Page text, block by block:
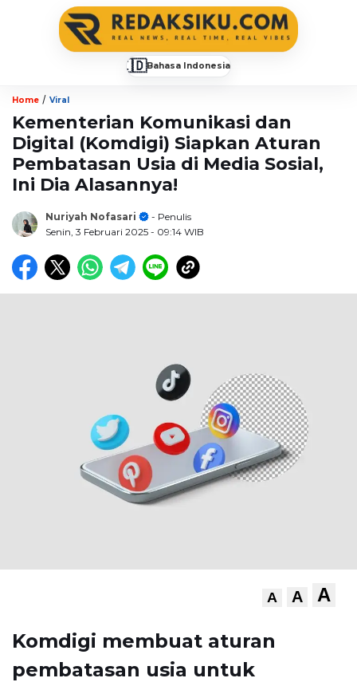
🇮🇩Bahasa Indonesia
Home / Viral
Kementerian Komunikasi dan
Digital (Komdigi) Siapkan Aturan
Pembatasan Usia di Media Sosial,
Ini Dia Alasannya!
Nuriyah Nofasari
- Penulis
Senin, 3 Februari 2025 - 09:14 WIB
A A A
Komdigi membuat aturan
pembatasan usia untuk